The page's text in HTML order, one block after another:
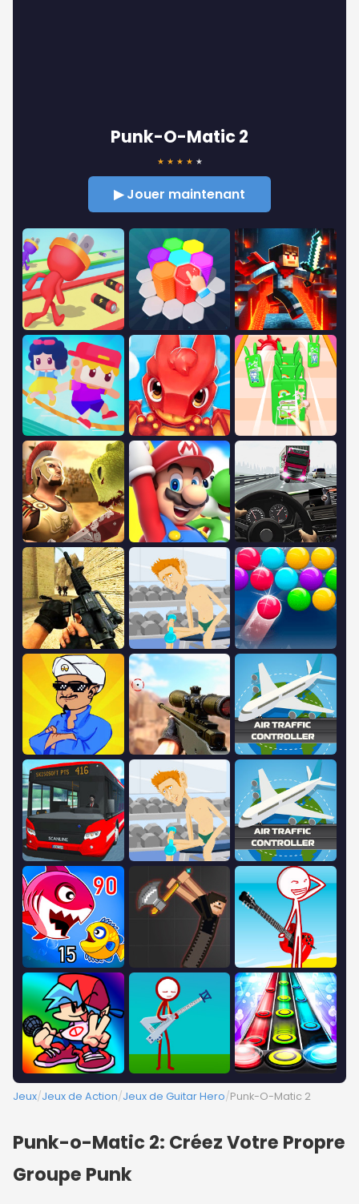
Punk-O-Matic 2
★ ★ ★ ★ ★
▶ Jouer maintenant
Jeux/Jeux de Action/Jeux de Guitar Hero/Punk-O-Matic 2
Punk-o-Matic 2: Créez Votre Propre
Groupe Punk